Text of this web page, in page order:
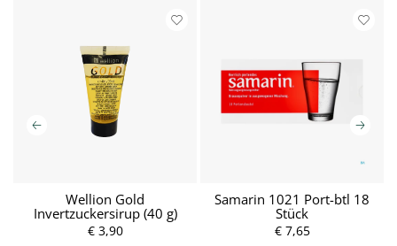
Wellion Gold
Invertzuckersirup (40 g)
€ 3,90
Samarin 1021 Port-btl 18
Stück
€ 7,65